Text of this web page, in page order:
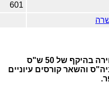
601
סטודנטים ייקחו שיעורי בחירה בהיקף של 50 ש"ס
לביה"ס והשאר קורסים עיוניים